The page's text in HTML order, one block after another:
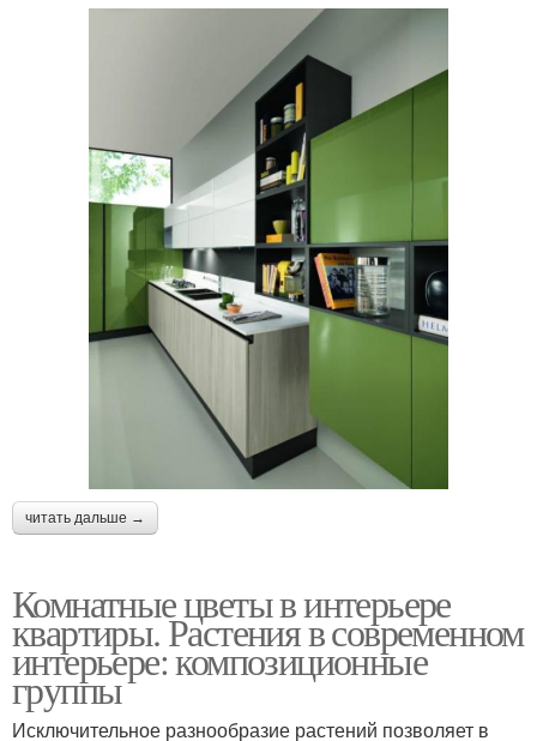
читать дальше →
Комнатные цветы в интерьере
квартиры. Растения в современном
интерьере: композиционные
группы
Исключительное разнообразие растений позволяет в